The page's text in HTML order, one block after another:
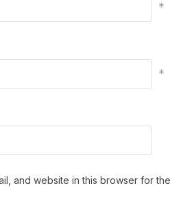
*
*
and website in this browser for the